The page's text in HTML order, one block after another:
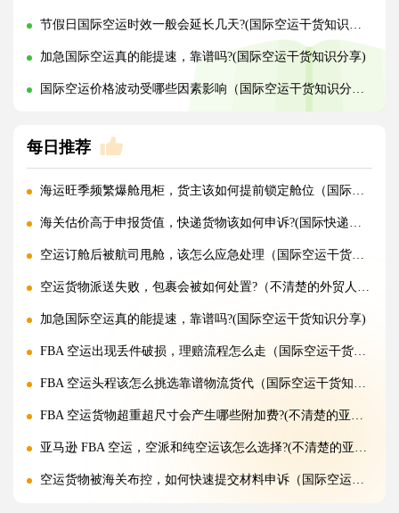
节假日国际空运时效一般会延长几天?(国际空运干货知识分享)
加急国际空运真的能提速，靠谱吗?(国际空运干货知识分享)
国际空运价格波动受哪些因素影响（国际空运干货知识分享）
每日推荐
海运旺季频繁爆舱甩柜，货主该如何提前锁定舱位（国际海运干货知识分享）
海关估价高于申报货值，快递货物该如何申诉?(国际快递干货知识分享)
空运订舱后被航司甩舱，该怎么应急处理（国际空运干货知识分享）
空运货物派送失败，包裹会被如何处置?（不清楚的外贸人看过来）
加急国际空运真的能提速，靠谱吗?(国际空运干货知识分享)
FBA 空运出现丢件破损，理赔流程怎么走（国际空运干货知识分享）
FBA 空运头程该怎么挑选靠谱物流货代（国际空运干货知识分享）
FBA 空运货物超重超尺寸会产生哪些附加费?(不清楚的亚马逊卖家看过来)
亚马逊 FBA 空运，空派和纯空运该怎么选择?(不清楚的亚马逊卖家看过来)
空运货物被海关布控，如何快速提交材料申诉（国际空运干货知识分享）